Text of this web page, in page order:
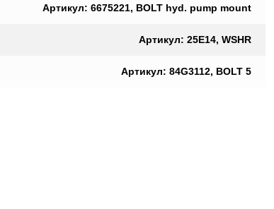
Артикул: 6675221, BOLT hyd. pump mount
Артикул: 25E14, WSHR
Артикул: 84G3112, BOLT 5